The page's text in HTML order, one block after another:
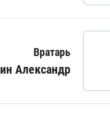
Вратарь
Александр